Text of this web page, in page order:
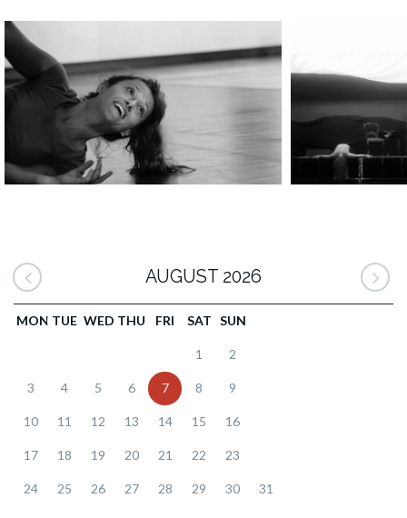
AUGUST 2026
MON TUE WED THU FRI SAT SUN
1 2
3 4 5 6 7 8 9
10 11 12 13 14 15 16
17 18 19 20 21 22 23
24 25 26 27 28 29 30 31